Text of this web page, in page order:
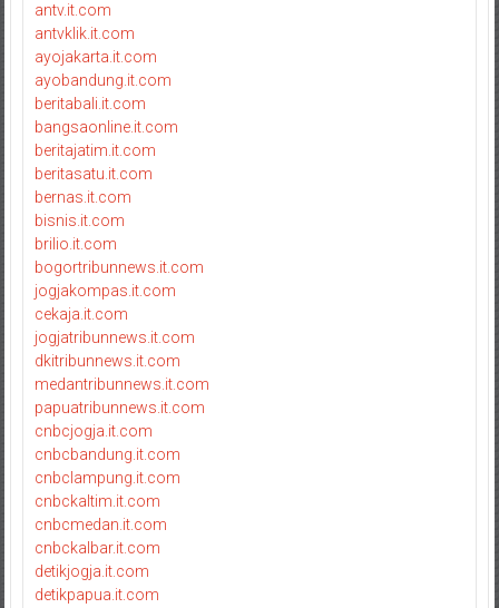
antv.it.com
antvklik.it.com
ayojakarta.it.com
ayobandung.it.com
beritabali.it.com
bangsaonline.it.com
beritajatim.it.com
beritasatu.it.com
bernas.it.com
bisnis.it.com
brilio.it.com
bogortribunnews.it.com
jogjakompas.it.com
cekaja.it.com
jogjatribunnews.it.com
dkitribunnews.it.com
medantribunnews.it.com
papuatribunnews.it.com
cnbcjogja.it.com
cnbcbandung.it.com
cnbclampung.it.com
cnbckaltim.it.com
cnbcmedan.it.com
cnbckalbar.it.com
detikjogja.it.com
detikpapua.it.com